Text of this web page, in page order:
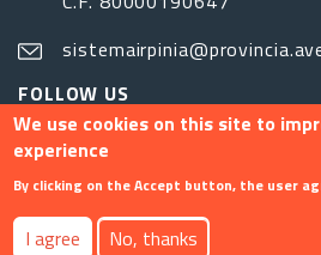
FOLLOW US
Footer menu
Contact
We use cookies on this site to
experience
By clicking on the Accept button, the user
I agree No, thanks